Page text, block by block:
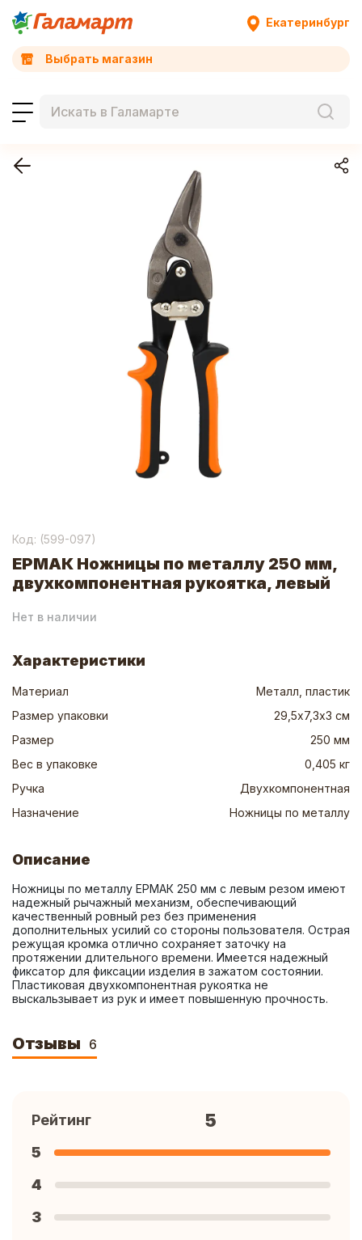
Екатеринбург
Выбрать магазин
Код: (599-097)
ЕРМАК Ножницы по металлу 250 мм,
двухкомпонентная рукоятка, левый
Нет в наличии
Характеристики
Материал
Металл, пластик
Размер упаковки
29,5х7,3х3 см
Размер
250 мм
Вес в упаковке
0,405 кг
Ручка
Двухкомпонентная
Назначение
Ножницы по металлу
Описание
Ножницы по металлу ЕРМАК 250 мм с левым резом имеют
надежный рычажный механизм, обеспечивающий
качественный ровный рез без применения
дополнительных усилий со стороны пользователя. Острая
режущая кромка отлично сохраняет заточку на
протяжении длительного времени. Имеется надежный
фиксатор для фиксации изделия в зажатом состоянии.
Пластиковая двухкомпонентная рукоятка не
выскальзывает из рук и имеет повышенную прочность.
Отзывы 6
Рейтинг 5
5
4
3